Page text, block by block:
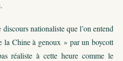
nationaliste que l’on entend
la Chine à genoux » par un boycott
réaliste à cette heure comme le